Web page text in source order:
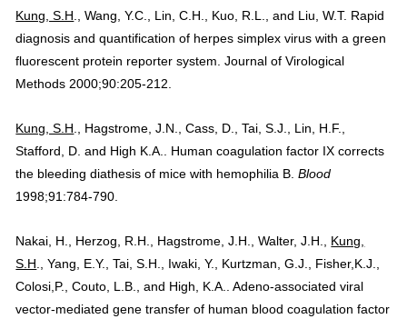
Kung, S.H
., Wang, Y.C., Lin, C.H., Kuo, R.L., and Liu, W.T. Rapid
diagnosis and quantification of herpes simplex virus with a green
fluorescent protein reporter system. Journal of Virological
Methods 2000;90:205-212.
Kung, S.H
., Hagstrome, J.N., Cass, D., Tai, S.J., Lin, H.F.,
Stafford, D. and High K.A.. Human coagulation factor IX corrects
the bleeding diathesis of mice with hemophilia B.Blood
1998;91:784-790.
Nakai, H., Herzog, R.H., Hagstrome, J.H., Walter, J.H.,
Kung,
S.H
., Yang, E.Y., Tai, S.H., Iwaki, Y., Kurtzman, G.J., Fisher,K.J.,
Colosi,P., Couto, L.B., and High, K.A.. Adeno-associated viral
vector-mediated gene transfer of human blood coagulation factor